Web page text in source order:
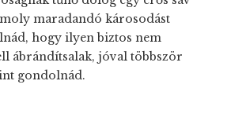
maradandó károsodást
hogy ilyen biztos nem
ábrándítsalak, jóval többször
gondolnád.